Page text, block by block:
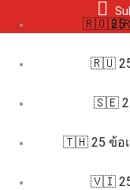
🇷🇴 25
🇷🇺 25
🇸🇪 25
🇹🇭 25 ข้อเ
🇻🇮 25
🇧🇷